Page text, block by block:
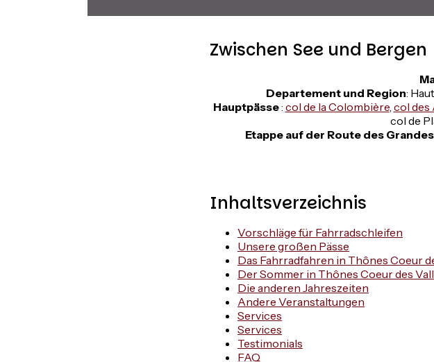
Zwischen See und Bergen
Departement und Region:
Hauptpässe: col de la Colombière, col des
col de
Etappe auf der Route des
Inhaltsverzeichnis
Vorschläge für Fahrradschleifen
Unsere großen Pässe
Das Fahrradfahren in Thônes Coeur
Der Sommer in Thônes Coeur des
Die anderen Jahreszeiten
Andere Veranstaltungen
Services
Services
Testimonials
FAQ